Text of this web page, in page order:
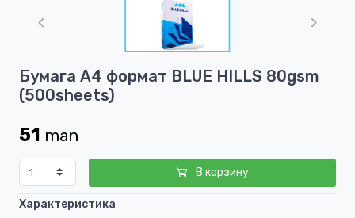
1
of
Бумага А4 формат BLUE HILLS 80gsm
(500sheets)
51 man
В корзину
Характеристика